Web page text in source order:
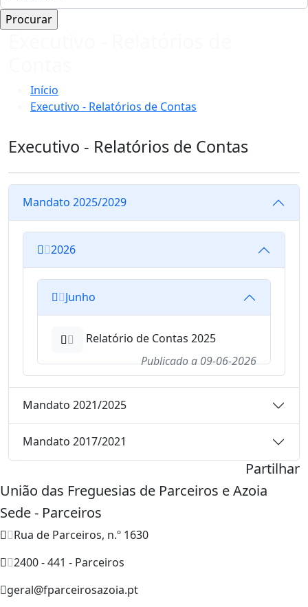
Início
Executivo - Relatórios de Contas
Executivo - Relatórios de Contas
Mandato 2025/2029
2026
Junho
Relatório de Contas 2025
Publicado a09-06-2026
Mandato 2021/2025
Mandato 2017/2021
Partilhar
União das Freguesias de Parceiros e Azoia
Sede - Parceiros
Rua de Parceiros, n.º 1630
2400 - 441 - Parceiros
geral@fparceirosazoia.pt